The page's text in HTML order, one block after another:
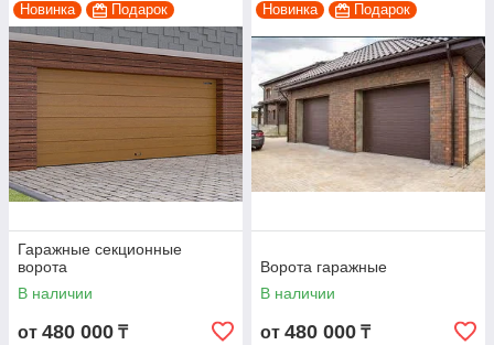
Новинка Подарок
Гаражные секционные
ворота
В наличии
от 480 000 ₸
Новинка Подарок
Ворота гаражные
В наличии
от 480 000 ₸